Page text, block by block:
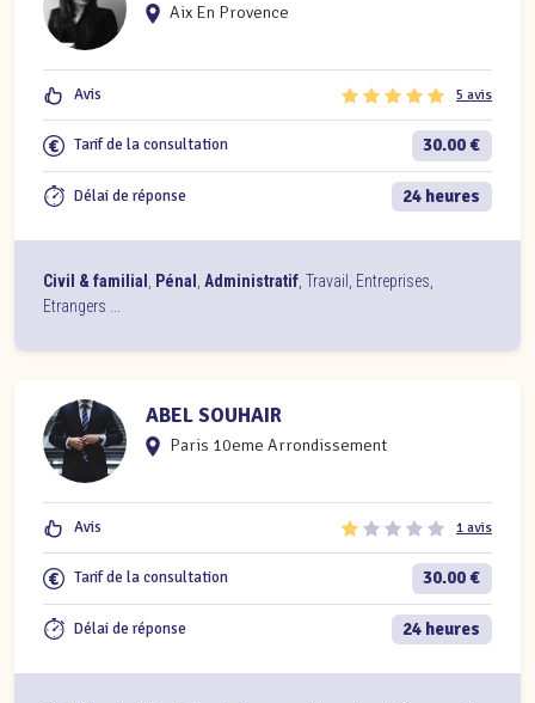
Aix En Provence
Avis 5 avis
Tarif de la consultation 30.00 €
Délai de réponse 24 heures
Civil & familial Pénal Administratif Travail Entreprises
Etrangers
ABEL SOUHAIR
Paris 10eme Arrondissement
Avis 1 avis
Tarif de la consultation 30.00 €
Délai de réponse 24 heures